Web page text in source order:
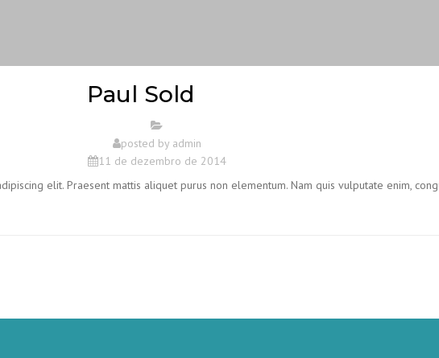
Paul Sold
posted by admin
11 de dezembro de 2014
elit. Praesent mattis aliquet purus non elementum. Nam quis vulputate enim,